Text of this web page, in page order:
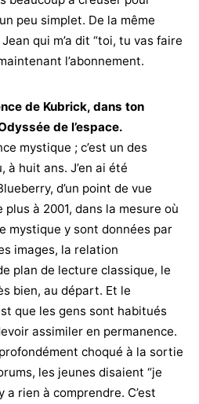
peu simplet. De la même
qui m’a dit “toi, tu vas faire
l’abonnement.
de Kubrick, dans ton
de l’espace.
mystique ; c’est un des
à huit ans. J’en ai été
d’un point de vue
à 2001, dans la mesure où
mystique y sont données par
images, la relation
plan de lecture classique, le
bien, au départ. Et le
que les gens sont habitués
assimiler en permanence.
choqué à la sortie
les jeunes disaient “je
a rien à comprendre. C’est